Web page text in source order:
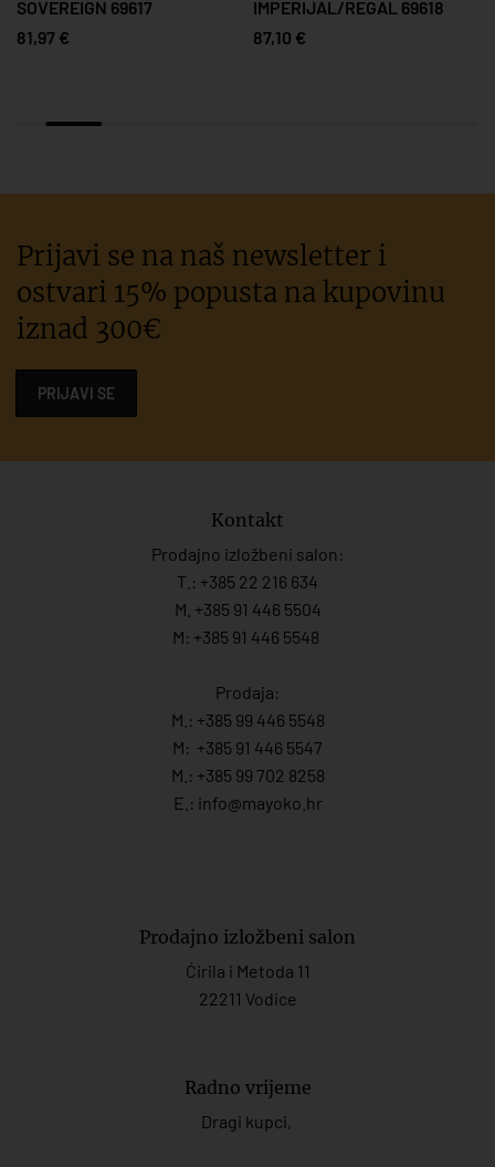
SOVEREIGN 69617
81,97 €
IMPERIJAL/REGAL 69618
87,10 €
Prijavi se na naš newsletter i
ostvari 15% popusta na kupovinu
iznad 300€
PRIJAVI SE
Kontakt
Prodajno izložbeni salon:
T.: +385 22 216 634
M. +385 91 446 5504
M: +385 91 446 5548
Prodaja:
M.: +385 99 446 5548
M: +385 91 446 5547
M.: +385 99 702 8258
E.: info@mayoko. hr
Prodajno izložbeni salon
Ćirila i Metoda 11
22211 Vodice
Radno vrijeme
Dragi kupci,